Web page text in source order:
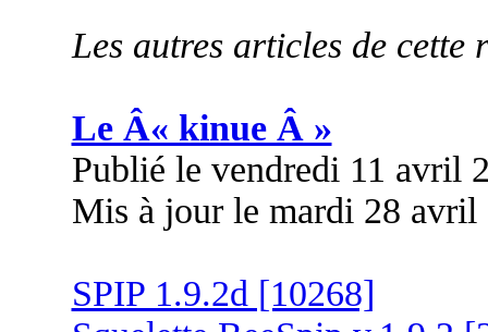
Les autres articles de cette
Le Â« kinue Â »
Publié le vendredi 11 avril
Mis à jour le mardi 28 avril
SPIP 1.9.2d [10268]